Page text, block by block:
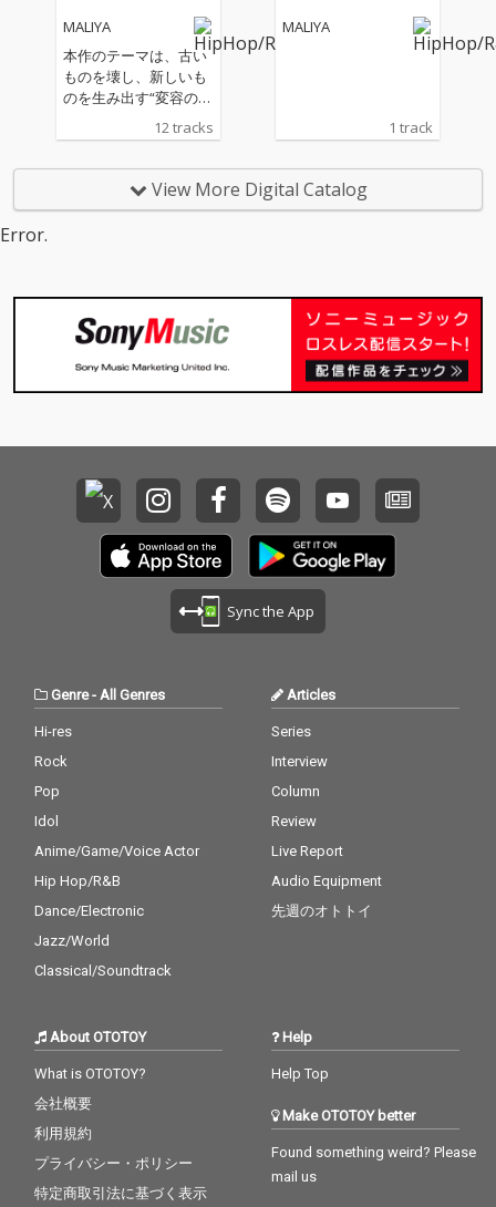
MALIYA
本作のテーマは、古い
ものを壊し、新しいも
のを生み出す“変容の
力”を象徴する冥王星(=
pluto)。現状に満足す
未来へ向かって成長し
続けるという強い意志
スされる本作は、音楽
面にとどまらず、ヴィ
ジュアルを含むすべて
のディレクションを本
を改めて提示する作品
となっている。アルバ
ムには、Neetz、ESME
MORI、Kota Matsuka
wa、Tomoko Idaな
ど、世代やジャンルを
横断するプロデューサ
ー陣が集結。さらに客
としたアーティストが
参加し、10年間の歩み
と現在地を象徴する内
12 tracks
MALIYA
1 track
View More Digital Catalog
Error.
Sync the App
Genre- All Genres
Hi-res
Rock
Pop
Idol
Anime/Game/Voice Actor
Hip Hop/R&B
Dance/Electronic
Jazz/World
Classical/Soundtrack
Articles
Series
Interview
Column
Review
Live Report
Audio Equipment
先週のオトトイ
About OTOTOY
What is OTOTOY?
会社概要
利用規約
プライバシー・ポリシー
特定商取引法に基づく表示
Help
Help Top
Make OTOTOY better
Found something weird? Please
mail us